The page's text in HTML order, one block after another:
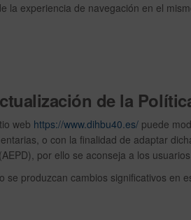
la experiencia de navegación en el
de la
web https://www.dihbu40.es/ puede
o con la finalidad de adaptar
por ello se aconseja a los
se produzcan cambios significativos en